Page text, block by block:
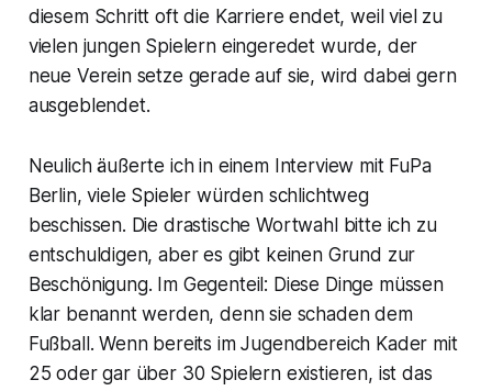
diesem Schritt oft die Karriere endet, weil viel zu
vielen jungen Spielern eingeredet wurde, der
neue Verein setze gerade auf sie, wird dabei gern
ausgeblendet.
Neulich äußerte ich in einem Interview mit FuPa
Berlin, viele Spieler würden schlichtweg
beschissen. Die drastische Wortwahl bitte ich zu
entschuldigen, aber es gibt keinen Grund zur
Beschönigung. Im Gegenteil: Diese Dinge müssen
klar benannt werden, denn sie schaden dem
Fußball. Wenn bereits im Jugendbereich Kader mit
25 oder gar über 30 Spielern existieren, ist das